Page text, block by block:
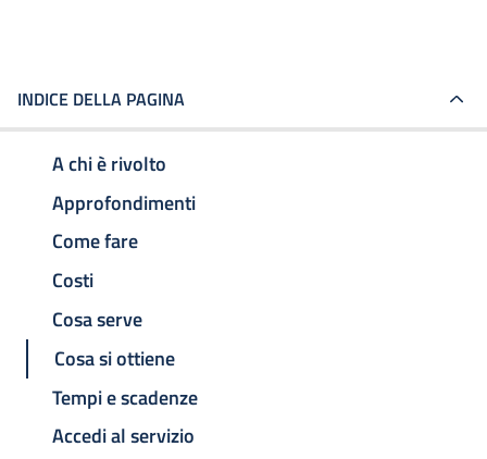
INDICE DELLA PAGINA
A chi è rivolto
Approfondimenti
Come fare
Costi
Cosa serve
Cosa si ottiene
Tempi e scadenze
Accedi al servizio